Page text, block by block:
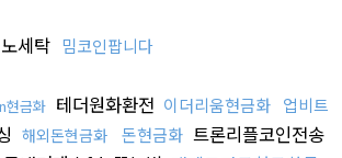
세탁 밈코인팝니다
금화 테더원화환전 이더리움현금화 업비트
해외돈현금화 돈현금화 트론리플코인전송